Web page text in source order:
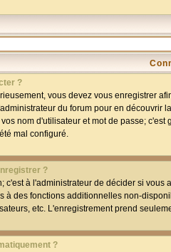
?
vous devez vous enregistrer
du forum pour en découvrir
nom d'utilisateur et mot de passe;
mal configuré.
?
c'est à l'administrateur de décider si
à des fonctions additionnelles non-
etc. L'enregistrement prend
?